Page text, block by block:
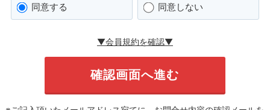
同意する 同意しない
▼会員規約を確認▼